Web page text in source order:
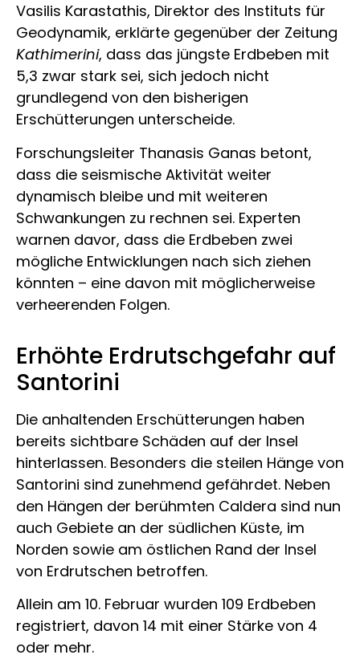
Vasilis Karastathis, Direktor des Instituts für
Geodynamik, erklärte gegenüber der Zeitung
Kathimerini, dass das jüngste Erdbeben mit
5,3 zwar stark sei, sich jedoch nicht
grundlegend von den bisherigen
Erschütterungen unterscheide.
Forschungsleiter Thanasis Ganas betont,
dass die seismische Aktivität weiter
dynamisch bleibe und mit weiteren
Schwankungen zu rechnen sei. Experten
warnen davor, dass die Erdbeben zwei
mögliche Entwicklungen nach sich ziehen
könnten – eine davon mit möglicherweise
verheerenden Folgen.
Erhöhte Erdrutschgefahr auf
Santorini
Die anhaltenden Erschütterungen haben
bereits sichtbare Schäden auf der Insel
hinterlassen. Besonders die steilen Hänge von
Santorini sind zunehmend gefährdet. Neben
den Hängen der berühmten Caldera sind nun
auch Gebiete an der südlichen Küste, im
Norden sowie am östlichen Rand der Insel
von Erdrutschen betroffen.
Allein am 10. Februar wurden 109 Erdbeben
registriert, davon 14 mit einer Stärke von 4
oder mehr.